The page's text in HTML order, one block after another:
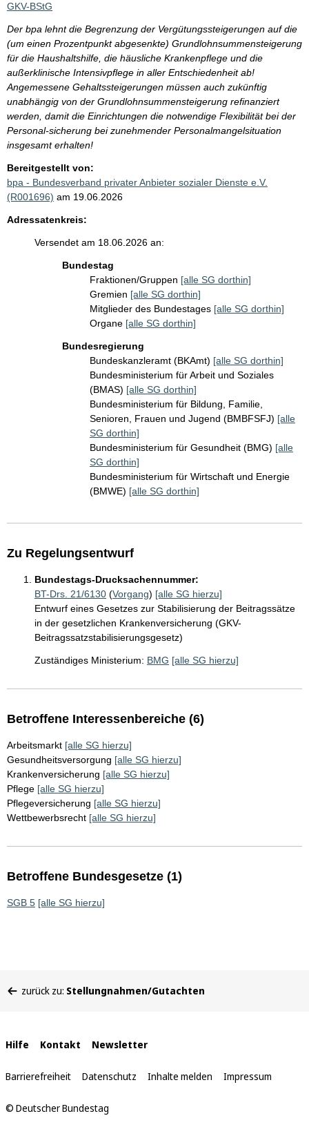
GKV-BStG
Der bpa lehnt die Begrenzung der Vergütungssteigerungen auf die
(um einen Prozentpunkt abgesenkte) Grundlohnsummensteigerung
für die Haushaltshilfe, die häusliche Krankenpflege und die
außerklinische Intensivpflege in aller Entschiedenheit ab!
Angemessene Gehaltssteigerungen müssen auch zukünftig
unabhängig von der Grundlohnsummensteigerung refinanziert
werden, damit die Einrichtungen die notwendige Flexibilität bei der
Personal-sicherung bei zunehmender Personalmangelsituation
insgesamt erhalten!
Bereitgestellt von:
bpa - Bundesverband privater Anbieter sozialer Dienste e.V.
(R001696) am 19.06.2026
Adressatenkreis:
Versendet am 18.06.2026 an:
Bundestag
Fraktionen/Gruppen [alle SG dorthin]
Gremien [alle SG dorthin]
Mitglieder des Bundestages [alle SG dorthin]
Organe [alle SG dorthin]
Bundesregierung
Bundeskanzleramt (BKAmt) [alle SG dorthin]
Bundesministerium für Arbeit und Soziales
(BMAS) [alle SG dorthin]
Bundesministerium für Bildung, Familie,
Senioren, Frauen und Jugend (BMBFSFJ) [alle
SG dorthin]
Bundesministerium für Gesundheit (BMG) [alle
SG dorthin]
Bundesministerium für Wirtschaft und Energie
(BMWE) [alle SG dorthin]
Zu Regelungsentwurf
Bundestags-Drucksachennummer:
BT-Drs. 21/6130 (Vorgang) [alle SG hierzu]
Entwurf eines Gesetzes zur Stabilisierung der Beitragssätze
in der gesetzlichen Krankenversicherung (GKV-
Beitragssatzstabilisierungsgesetz)
Zuständiges Ministerium: BMG [alle SG hierzu]
Betroffene Interessenbereiche (6)
Arbeitsmarkt [alle SG hierzu]
Gesundheitsversorgung [alle SG hierzu]
Krankenversicherung [alle SG hierzu]
Pflege [alle SG hierzu]
Pflegeversicherung [alle SG hierzu]
Wettbewerbsrecht [alle SG hierzu]
Betroffene Bundesgesetze (1)
SGB 5 [alle SG hierzu]
befinden
zurück zu: Stellungnahmen/Gutachten
Interne
Links
Hilfe Kontakt Newsletter
Barrierefreiheit Datenschutz Inhalte melden Impressum
© Deutscher Bundestag